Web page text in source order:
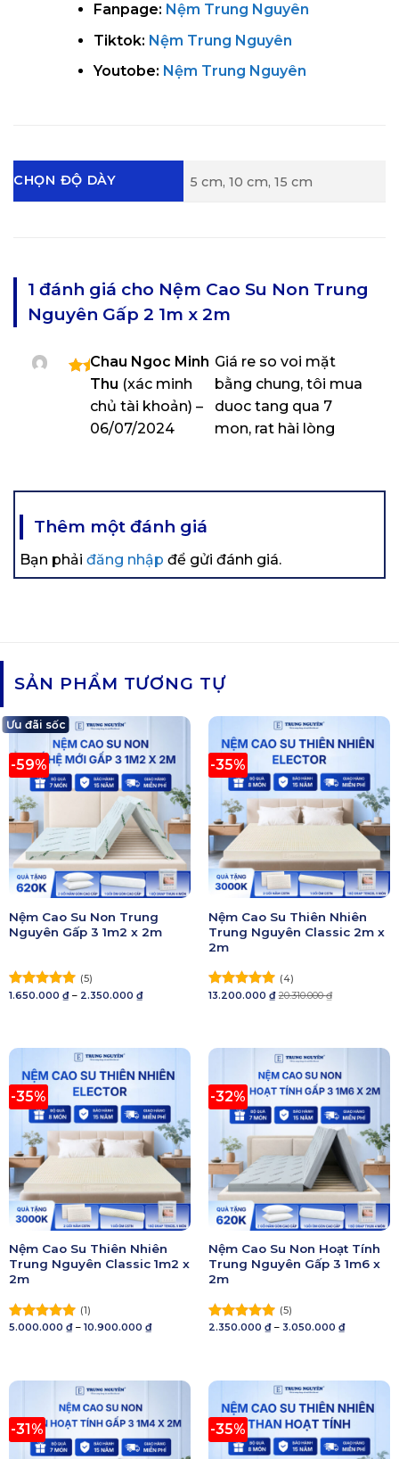
Fanpage: Nệm Trung Nguyên
Tiktok: Nệm Trung Nguyên
Youtobe: Nệm Trung Nguyên
CHỌN ĐỘ DÀY 5 cm, 10 cm, 15 cm
1 đánh giá cho Nệm Cao Su Non Trung
Nguyên Gấp 2 1m x 2m
Được
hạng
Chau Ngoc Minh
Thu (xác minh
chủ tài khoản) –
06/07/2024
Giá re so voi mặt
bằng chung, tôi mua
duoc tang qua 7
mon, rat hài lòng
Thêm một đánh giá
Bạn phải đăng nhập để gửi đánh giá.
SẢN PHẨM TƯƠNG TỰ
-59%
Ưu đãi sốc
Nệm Cao Su Non Trung
Nguyên Gấp 3 1m2 x 2m
Được xếp
(5)
1.650.000 ₫ – 2.350.000 ₫Khoảng
giá:
-35%
Nệm Cao Su Thiên Nhiên
Trung Nguyên Classic 2m x
2m
Được xếp
(4)
13.200.000 ₫ 20.310.000₫
-35%
Nệm Cao Su Thiên Nhiên
Trung Nguyên Classic 1m2 x
2m
Được xếp
(1)
5.000.000 ₫ – 10.900.000 ₫Khoảng
giá:
-32%
Nệm Cao Su Non Hoạt Tính
Trung Nguyên Gấp 3 1m6 x
2m
Được xếp
(5)
2.350.000 ₫ – 3.050.000 ₫Khoảng
giá:
-31% -35%